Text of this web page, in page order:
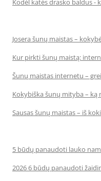
Kodėl katės drasko baldus -
Josera šunų maistas –
Kur pirkti šunų maistą:
Šunų maistas internetu –
Kokybiška šunų mityba – ką
Sausas šunų maistas – iš
5 būdų panaudoti lauko
2026 6 būdų panaudoti